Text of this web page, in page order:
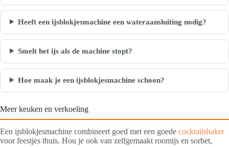
Heeft een ijsblokjesmachine een wateraansluiting nodig?
Smelt het ijs als de machine stopt?
Hoe maak je een ijsblokjesmachine schoon?
Meer keuken en verkoeling
Een ijsblokjesmachine combineert goed met een goede cocktailshaker
voor feestjes thuis. Hou je ook van zelfgemaakt roomijs en sorbet,